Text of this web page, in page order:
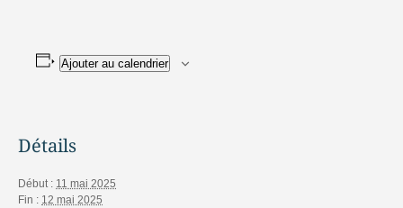
Ajouter au calendrier
Détails
Début : 11 mai 2025
Fin : 12 mai 2025